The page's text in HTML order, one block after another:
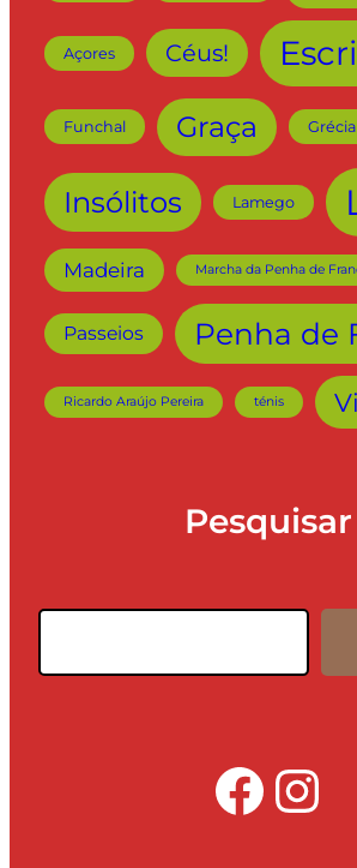
Açores Céus!
Funchal Graça Grécia
Insólitos Lamego
Madeira Marcha da Penha de
Passeios Penha de
Ricardo Araújo Pereira ténis
Pesquisar